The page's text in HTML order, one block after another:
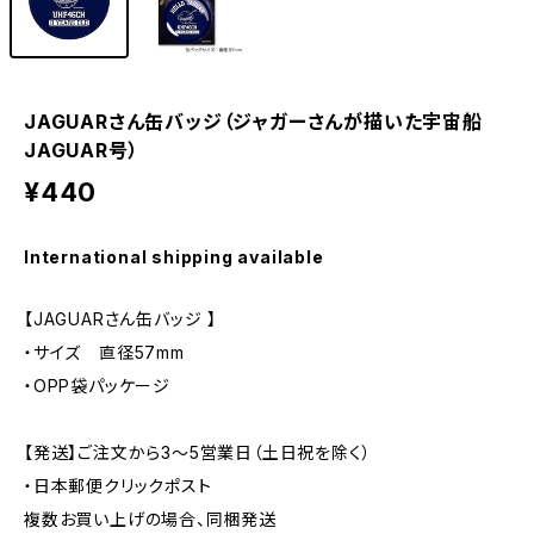
JAGUARさん缶バッジ（ジャガーさんが描いた宇宙船
JAGUAR号）
¥440
International shipping available
【JAGUARさん缶バッジ 】
・サイズ 直径57mm
・OPP袋パッケージ
【発送】ご注文から3〜5営業日（土日祝を除く）
・日本郵便クリックポスト
複数お買い上げの場合、同梱発送